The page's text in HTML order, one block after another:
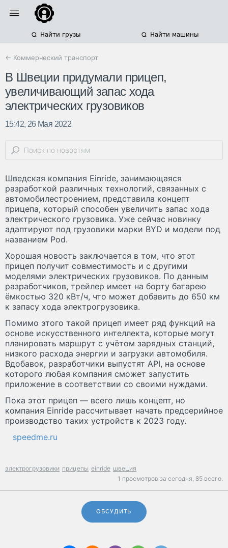
Найти грузы Найти машины
← Коммерческий транспорт
В Швеции придумали прицеп,
увеличивающий запас хода
электрических грузовиков
15:42, 26 Мая 2022
Шведская компания Einride, занимающаяся
разработкой различных технологий, связанных с
автомобилестроением, представила концепт
прицепа, который способен увеличить запас хода
электрического грузовика. Уже сейчас новинку
адаптируют под грузовики марки BYD и модели под
названием Pod.
Хорошая новость заключается в том, что этот
прицеп получит совместимость и с другими
моделями электрических грузовиков. По данным
разработчиков, трейлер имеет на борту батарею
ёмкостью 320 кВт/ч, что может добавить до 650 км
к запасу хода электрогрузовика.
Помимо этого такой прицеп имеет ряд функций на
основе искусственного интеллекта, которые могут
планировать маршрут с учётом зарядных станций,
низкого расхода энергии и загрузки автомобиля.
Вдобавок, разработчики выпустят API, на основе
которого любая компания сможет запустить
приложение в соответствии со своими нуждами.
Пока этот прицеп — всего лишь концепт, но
компания Einride рассчитывает начать предсерийное
производство таких устройств к 2023 году.
speedme.ru
электрогрузовики прицепы einride швеция
1 просмотров за сегодня, 85 всего.
ОБСУДИТЬ